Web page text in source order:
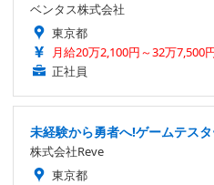
ベンタス株式会社
東京都
月給20万2,100円～32万7,500
正社員
未経験から勇者へ!ゲームテス
株式会社Reve
東京都